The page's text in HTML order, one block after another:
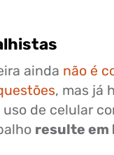
ainda não é
, mas já
de celular
resulte em